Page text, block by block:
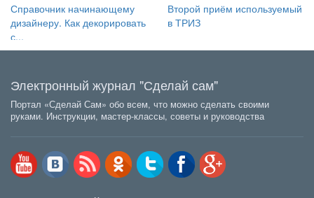
Справочник начинающему
дизайнеру. Как декорировать
с...
Второй приём используемый
в ТРИЗ
Электронный журнал "Сделай сам"
Портал «Сделай Сам» обо всем, что можно сделать своими
руками. Инструкции, мастер-классы, советы и руководства